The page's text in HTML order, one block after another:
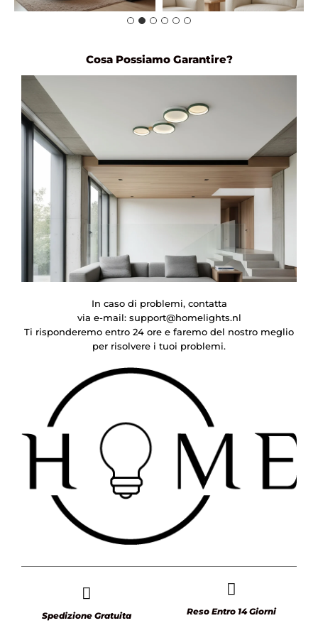
Cosa Possiamo Garantire?
In caso di problemi, contatta
via e-mail: support@homelights.nl
Ti risponderemo entro 24 ore e faremo del nostro meglio
per risolvere i tuoi problemi.
Spedizione Gratuita Reso Entro 14 Giorni